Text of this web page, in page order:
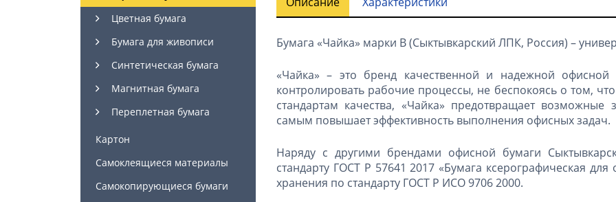
Цветная бумага
Бумага для живописи
Синтетическая бумага
Магнитная бумага
Переплетная бумага
Картон
Самоклеящиеся материалы
Самокопирующиеся бумаги
Бумага «Чайка» марки B (Сыктывкарский ЛПК, Россия) –
«Чайка» – это бренд качественной и надежной офисной
контролировать рабочие процессы, не беспокоясь о том,
стандартам качества, «Чайка» предотвращает
самым повышает эффективность выполнения офисных задач.
Наряду с другими брендами офисной бумаги
стандарту ГОСТ Р 57641 2017 «Бумага ксерографическая
хранения по стандарту ГОСТ Р ИСО 9706 2000.